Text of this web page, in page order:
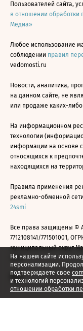
На нашем сайте
персонализации.
подтверждаете свое
и технологий
отношении обработки
Пользователей сайта,
в отношении обработки
Медиа»
Любое использование
соблюдении правил
vedomosti.ru
Новости, аналитика,
на данном сайте, не
или продаже каких-либо
На информационном
технологии
информации на основе
относящихся к
находящихся на
Правила применения
рекламно-обменной
24smi
Все права защищены ©
7712108141/771501001,
муниципальный округ
2026